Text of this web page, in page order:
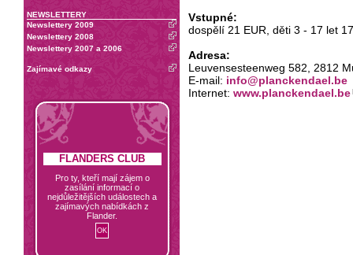
NEWSLETTERY
Newslettery 2009
Newslettery 2008
Newslettery 2007 a 2006
Zajímavé odkazy
FLANDERS CLUB
Pro ty, kteří mají zájem o
zasílání informací o
nejdůležitějších událostech a
zajímavých nabídkách z
Flander.
Vstupné:
dospělí 21 EUR, děti 3 - 17 let
Adresa:
Leuvensesteenweg 582, 2812
E-mail: info@planckendael.be
Internet: www.planckendael.be